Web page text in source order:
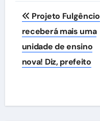
Navegação
de
Post
Projeto Fulgêncio
receberá mais uma
unidade de ensino
nova! Diz, prefeito